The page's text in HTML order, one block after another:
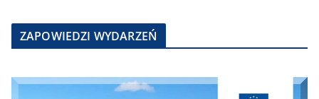
ZAPOWIEDZI WYDARZEŃ